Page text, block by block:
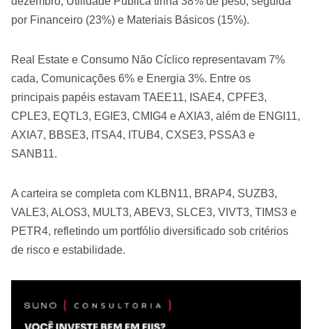
por Financeiro (23%) e Materiais Básicos (15%).
Real Estate e Consumo Não Cíclico representavam 7%
cada, Comunicações 6% e Energia 3%. Entre os
principais papéis estavam TAEE11, ISAE4, CPFE3,
CPLE3, EQTL3, EGIE3, CMIG4 e AXIA3, além de ENGI11,
AXIA7, BBSE3, ITSA4, ITUB4, CXSE3, PSSA3 e
SANB11.
A carteira se completa com KLBN11, BRAP4, SUZB3,
VALE3, ALOS3, MULT3, ABEV3, SLCE3, VIVT3, TIMS3 e
PETR4, refletindo um portfólio diversificado sob critérios
de risco e estabilidade.